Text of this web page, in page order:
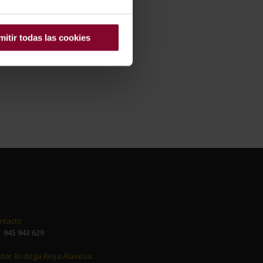
todas las cookies
945 943 629
Bodega Rioja Alavesa: